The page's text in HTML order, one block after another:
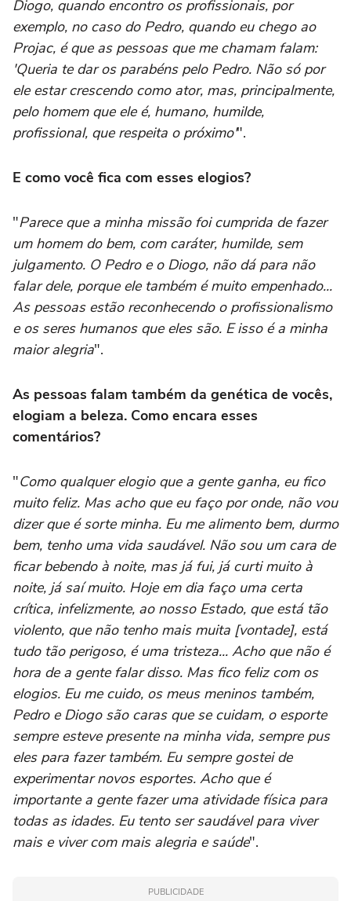
Diogo, quando encontro os profissionais, por
exemplo, no caso do Pedro, quando eu chego ao
Projac, é que as pessoas que me chamam falam:
'Queria te dar os parabéns pelo Pedro. Não só por
ele estar crescendo como ator, mas, principalmente,
pelo homem que ele é, humano, humilde,
profissional, que respeita o próximo'".
E como você fica com esses elogios?
"Parece que a minha missão foi cumprida de fazer
um homem do bem, com caráter, humilde, sem
julgamento. O Pedro e o Diogo, não dá para não
falar dele, porque ele também é muito empenhado...
As pessoas estão reconhecendo o profissionalismo
e os seres humanos que eles são. E isso é a minha
maior alegria".
As pessoas falam também da genética de vocês,
elogiam a beleza. Como encara esses
comentários?
"Como qualquer elogio que a gente ganha, eu fico
muito feliz. Mas acho que eu faço por onde, não vou
dizer que é sorte minha. Eu me alimento bem, durmo
bem, tenho uma vida saudável. Não sou um cara de
ficar bebendo à noite, mas já fui, já curti muito à
noite, já saí muito. Hoje em dia faço uma certa
crítica, infelizmente, ao nosso Estado, que está tão
violento, que não tenho mais muita [vontade], está
tudo tão perigoso, é uma tristeza... Acho que não é
hora de a gente falar disso. Mas fico feliz com os
elogios. Eu me cuido, os meus meninos também,
Pedro e Diogo são caras que se cuidam, o esporte
sempre esteve presente na minha vida, sempre pus
eles para fazer também. Eu sempre gostei de
experimentar novos esportes. Acho que é
importante a gente fazer uma atividade física para
todas as idades. Eu tento ser saudável para viver
mais e viver com mais alegria e saúde".
PUBLICIDADE